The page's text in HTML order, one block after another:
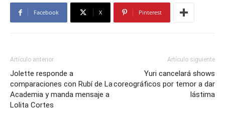
Facebook X Pinterest
Artículo anterior
Jolette responde a
comparaciones con Rubí de La
Academia y manda mensaje a
Lolita Cortes
Artículo siguiente
Yuri cancelará shows
coreográficos por temor a dar
lástima